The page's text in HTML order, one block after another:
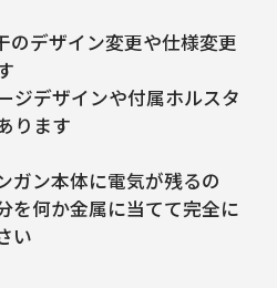
デザイン変更や仕様変更
ジデザインや付属ホルスタ
ります
ン本体に電気が残るの
を何か金属に当てて完全に
い